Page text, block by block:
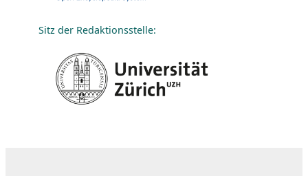
Sitz der Redaktionsstelle: